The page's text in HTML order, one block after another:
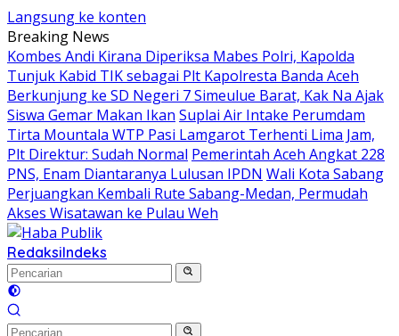
Langsung ke konten
Breaking News
Kombes Andi Kirana Diperiksa Mabes Polri, Kapolda
Tunjuk Kabid TIK sebagai Plt Kapolresta Banda Aceh
Berkunjung ke SD Negeri 7 Simeulue Barat, Kak Na Ajak
Siswa Gemar Makan Ikan Suplai Air Intake Perumdam
Tirta Mountala WTP Pasi Lamgarot Terhenti Lima Jam,
Plt Direktur: Sudah Normal Pemerintah Aceh Angkat 228
PNS, Enam Diantaranya Lulusan IPDN Wali Kota Sabang
Perjuangkan Kembali Rute Sabang-Medan, Permudah
Akses Wisatawan ke Pulau Weh
RedaksiIndeks